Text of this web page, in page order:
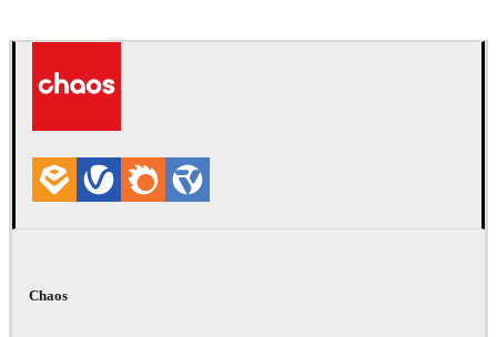
Chaos